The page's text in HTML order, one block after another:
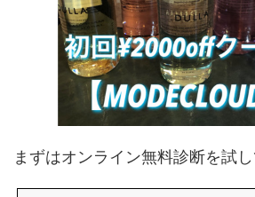
まずはオンライン無料診断を試し